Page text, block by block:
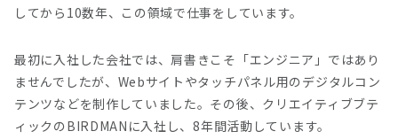
してから10数年、この領域で仕事をしています。
最初に入社した会社では、肩書きこそ「エンジニア」ではあり
ませんでしたが、Webサイトやタッチパネル用のデジタルコン
テンツなどを制作していました。その後、クリエイティブブテ
ィックのBIRDMANに入社し、8年間活動しています。